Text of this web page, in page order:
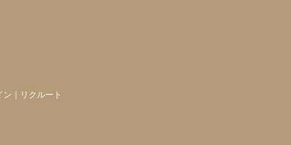
ン リクルート